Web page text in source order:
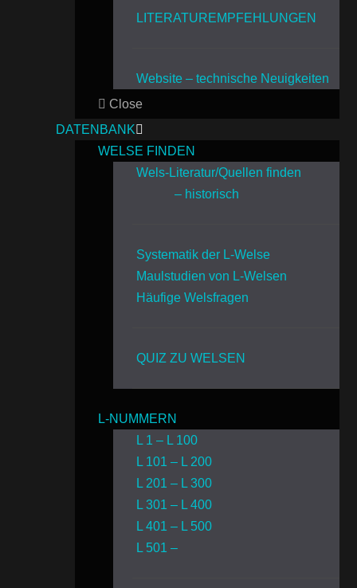
LITERATUREMPFEHLUNGEN
Website – technische Neuigkeiten
Close
DATENBANK
WELSE FINDEN
Wels-Literatur/Quellen finden
– historisch
Systematik der L-Welse
Maulstudien von L-Welsen
Häufige Welsfragen
QUIZ ZU WELSEN
L-NUMMERN
L 1 – L 100
L 101 – L 200
L 201 – L 300
L 301 – L 400
L 401 – L 500
L 501 –